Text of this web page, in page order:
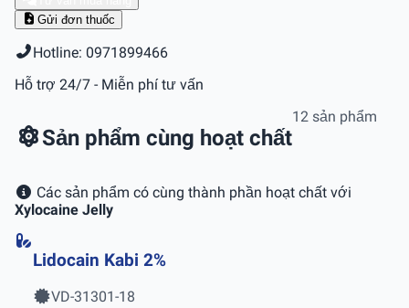
Gửi đơn thuốc
Hotline: 0971899466
Hỗ trợ 24/7 - Miễn phí tư vấn
Sản phẩm cùng hoạt chất
12 sản phẩm
Các sản phẩm có cùng thành phần hoạt chất với
Xylocaine Jelly
Lidocain Kabi 2%
VD-31301-18